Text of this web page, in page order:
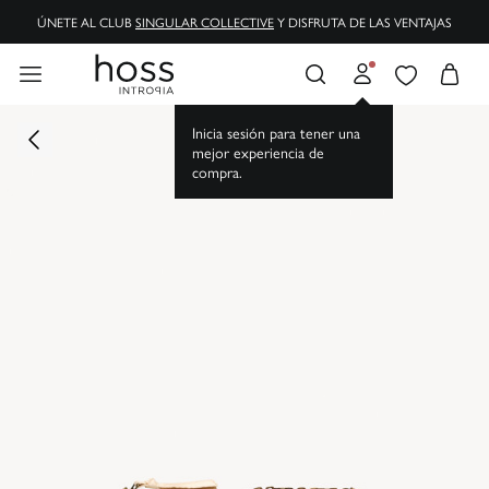
ÚNETE AL CLUBSINGULAR COLLECTIVEY DISFRUTA DE LAS VENTAJAS
Inicia sesión para tener una
mejor experiencia de
compra.